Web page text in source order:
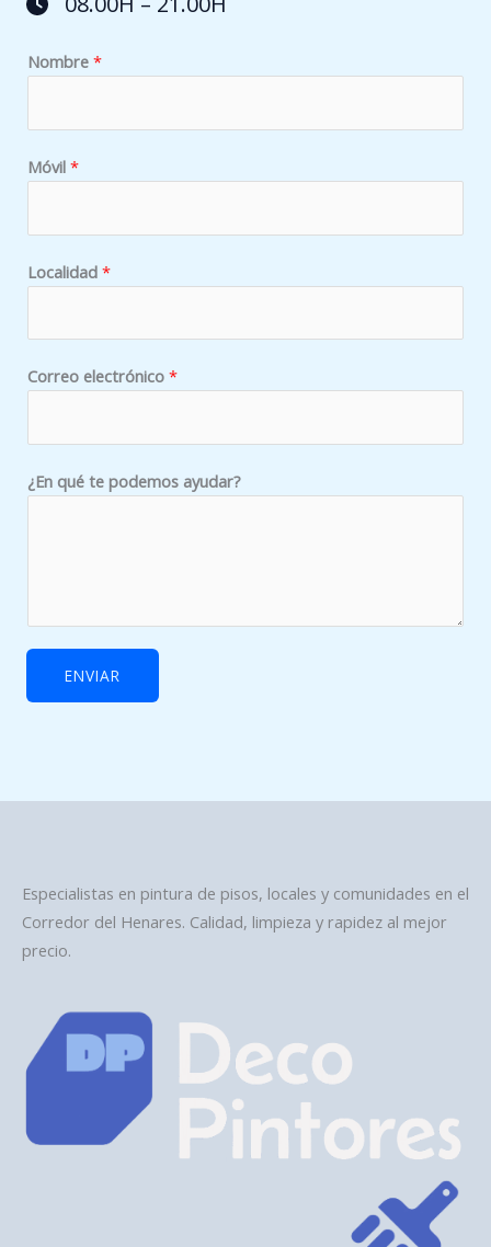
Nombre *
o
e
m
o
r
o
Móvil *
Localidad *
Correo electrónico *
¿En qué te podemos ayudar?
ENVIAR
Especialistas en pintura de pisos, locales y comunidades en el
Corredor del Henares. Calidad, limpieza y rapidez al mejor
precio.